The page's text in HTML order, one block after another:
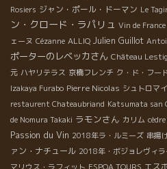
Rosiers ジャン・ポール・ドーマン Le
ン・クロード・ラパリュ Vin de France
ェーヌ Cézanne ALLIQ Julien Guillot
ポーターのレベッカさん Château
元 ハヤリテラス 京橋フレンチ ク・ド・フー
Izakaya Furabo Pierre Nicolas シュトロマ
restaurent Chateaubriand Katsumata san
de Nomura Takaki ラモンさん カリム
Passion du Vin 2018年ラ・ルミーズ 串揚
ァン・ナチュール 2018年・ボジョレヴィラ
エス